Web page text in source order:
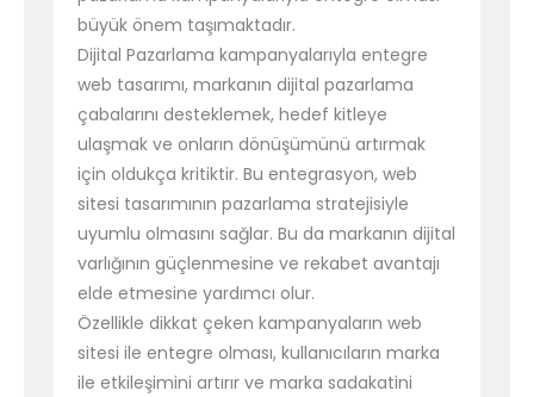
büyük önem taşımaktadır.
Dijital Pazarlama kampanyalarıyla entegre
web tasarımı, markanın dijital pazarlama
çabalarını desteklemek, hedef kitleye
ulaşmak ve onların dönüşümünü artırmak
için oldukça kritiktir. Bu entegrasyon, web
sitesi tasarımının pazarlama stratejisiyle
uyumlu olmasını sağlar. Bu da markanın dijital
varlığının güçlenmesine ve rekabet avantajı
elde etmesine yardımcı olur.
Özellikle dikkat çeken kampanyaların web
sitesi ile entegre olması, kullanıcıların marka
ile etkileşimini artırır ve marka sadakatini